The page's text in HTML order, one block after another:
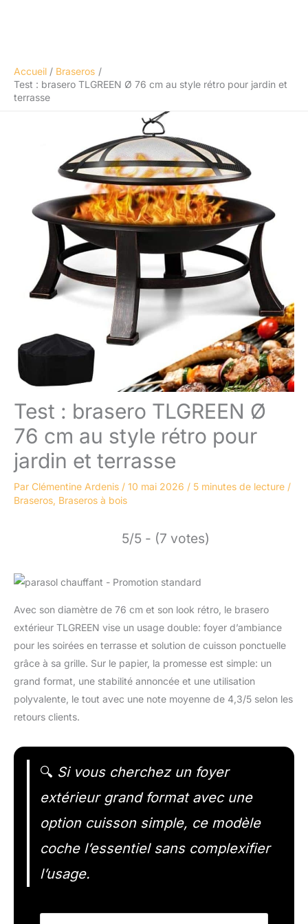
Accueil
Braseros
Test : brasero TLGREEN Ø 76 cm au style rétro pour jardin et
terrasse
Test : brasero TLGREEN Ø
76 cm au style rétro pour
jardin et terrasse
Par Clémentine Ardenis / 10 mai 2026 / 5 minutes de lecture /
Braseros, Braseros à bois
5/5 - (7 votes)
Avec son diamètre de 76 cm et son look rétro, le brasero
extérieur TLGREEN vise un usage double: foyer d’ambiance
pour les soirées en terrasse et solution de cuisson ponctuelle
grâce à sa grille. Sur le papier, la promesse est simple: un
grand format, une stabilité annoncée et une utilisation
polyvalente, le tout avec une note moyenne de 4,3/5 selon les
retours clients.
🔍 Si vous cherchez un foyer
extérieur grand format avec une
option cuisson simple, ce modèle
coche l’essentiel sans complexifier
l’usage.